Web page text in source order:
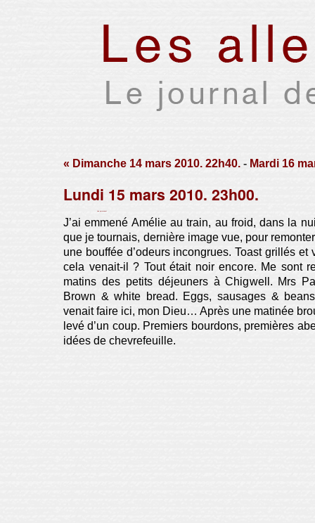
« Dimanche 14 mars 2010. 22h40. - Mardi 16
Lundi 15 mars 2010. 23h00.
J’ai emmené Amélie au train, au froid, dans la
que je tournais, dernière image vue, pour
une bouffée d’odeurs incongrues. Toast grillés et
cela venait-il ? Tout était noir encore. Me sont
matins des petits déjeuners à Chigwell. Mrs
Brown & white bread. Eggs, sausages &
venait faire ici, mon Dieu… Après une matinée
levé d’un coup. Premiers bourdons, premières
idées de chevrefeuille.